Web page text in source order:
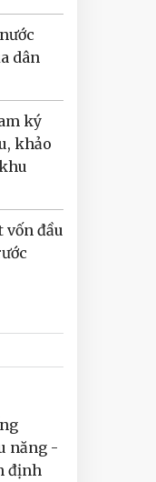
dân
ký
khảo
vốn đầu
năng -
định